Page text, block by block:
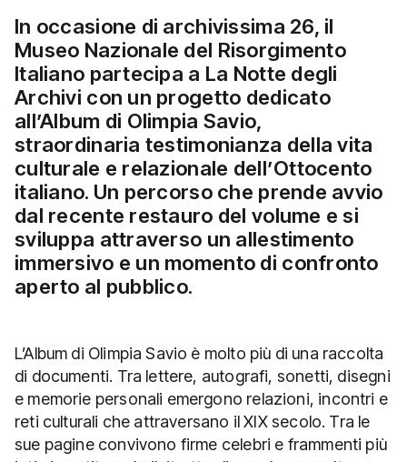
In occasione di archivissima 26, il
Museo Nazionale del Risorgimento
Italiano partecipa a La Notte degli
Archivi con un progetto dedicato
all’Album di Olimpia Savio,
straordinaria testimonianza della vita
culturale e relazionale dell’Ottocento
italiano. Un percorso che prende avvio
dal recente restauro del volume e si
sviluppa attraverso un allestimento
immersivo e un momento di confronto
aperto al pubblico.
L’Album di Olimpia Savio è molto più di una raccolta
di documenti. Tra lettere, autografi, sonetti, disegni
e memorie personali emergono relazioni, incontri e
reti culturali che attraversano il XIX secolo. Tra le
sue pagine convivono firme celebri e frammenti più